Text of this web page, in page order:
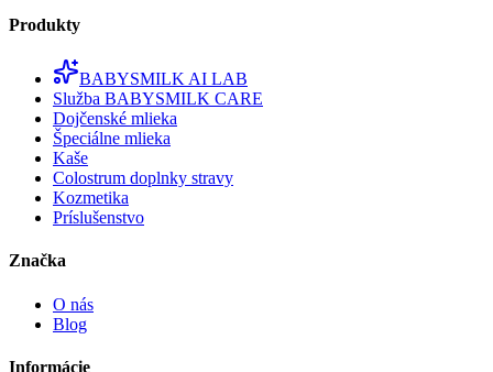
Produkty
BABYSMILK AI LAB
Služba BABYSMILK CARE
Dojčenské mlieka
Špeciálne mlieka
Kaše
Colostrum doplnky stravy
Kozmetika
Príslušenstvo
Značka
O nás
Blog
Informácie